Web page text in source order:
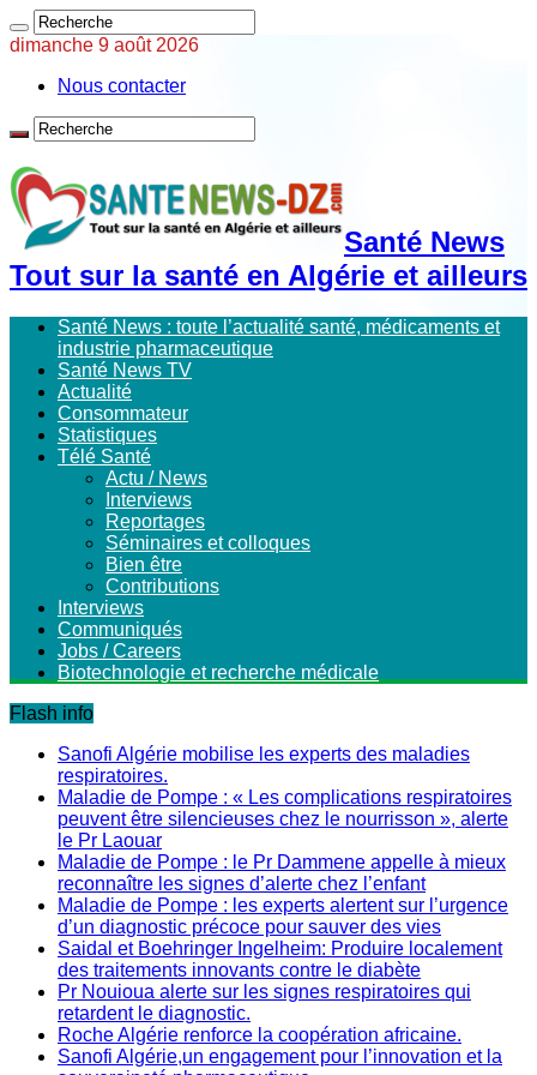
dimanche 9 août 2026
Nous contacter
Santé News
Tout sur la santé en Algérie et ailleurs
Santé News : toute l’actualité santé, médicaments et
industrie pharmaceutique
Santé News TV
Actualité
Consommateur
Statistiques
Télé Santé
Actu / News
Interviews
Reportages
Séminaires et colloques
Bien être
Contributions
Interviews
Communiqués
Jobs / Careers
Biotechnologie et recherche médicale
Flash info
Sanofi Algérie mobilise les experts des maladies
respiratoires.
Maladie de Pompe : « Les complications respiratoires
peuvent être silencieuses chez le nourrisson », alerte
le Pr Laouar
Maladie de Pompe : le Pr Dammene appelle à mieux
reconnaître les signes d’alerte chez l’enfant
Maladie de Pompe : les experts alertent sur l’urgence
d’un diagnostic précoce pour sauver des vies
Saidal et Boehringer Ingelheim: Produire localement
des traitements innovants contre le diabète
Pr Nouioua alerte sur les signes respiratoires qui
retardent le diagnostic.
Roche Algérie renforce la coopération africaine.
Sanofi Algérie,un engagement pour l’innovation et la